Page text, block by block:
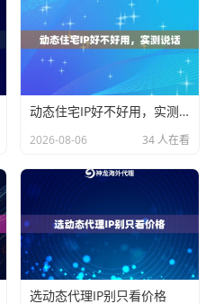
固定IP数量
计费 固定租赁费用
节点部署，每个IP的生命周期
场景
家使用神龙海外代理IP后，
其技术团队通过设置IP轮换
动态住宅IP好不好用，实测说话
2026-08-06 34 人在看
选动态代理IP别只看价格